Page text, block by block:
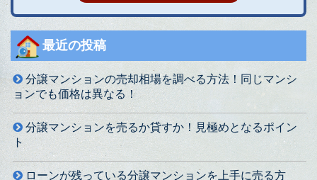
最近の投稿
分譲マンションの売却相場を調べる方法！同じマンシ
ョンでも価格は異なる！
分譲マンションを売るか貸すか！見極めとなるポイン
ト
ローンが残っている分譲マンションを上手に売る方